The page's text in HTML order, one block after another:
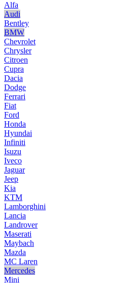
Alfa
Audi
Bentley
BMW
Chevrolet
Chrysler
Citroen
Cupra
Dacia
Dodge
Ferrari
Fiat
Ford
Honda
Hyundai
Infiniti
Isuzu
Iveco
Jaguar
Jeep
Kia
KTM
Lamborghini
Lancia
Landrover
Maserati
Maybach
Mazda
MC Laren
Mercedes
Mini